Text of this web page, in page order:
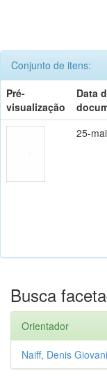
Conjunto de itens:
Pré-
visualização
Data
25-
Busca
Orientador
Naiff, Denis